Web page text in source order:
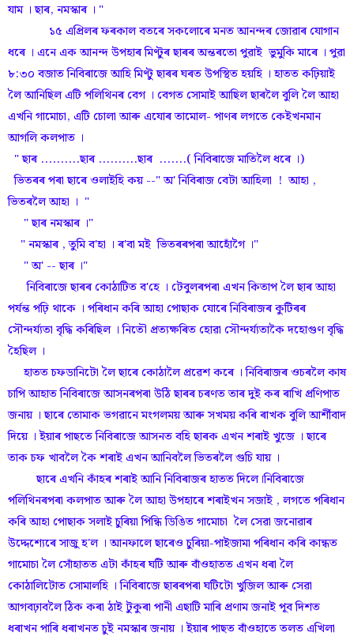
যাম । ছাৰ, নমস্কাৰ । "
১৫ এপ্ৰিলৰ ফৰকাল বতৰে সকলোৰে মনত আনন্দৰ জোৱাৰ যোগান
ধৰে । এনে এক আনন্দ উপহাৰ মিণ্টুৰ ছাৰৰ অন্তৰতো পুৱাই ভুমুকি মাৰে । পুৱা
৮:৩০ বজাত নিবিৰাজে আহি মিণ্টু ছাৰৰ ঘৰত উপস্থিত হয়হি । হাতত কঢ়িয়াই
লৈ আনিছিল এটি পলিথিনৰ বেগ । বেগত সোমাই আছিল ছাৰলৈ বুলি লৈ আহা
এখনি গামোচা, এটি চোলা আৰু এযোৰ তামোল- পাণৰ লগতে কেইখনমান
আগলি কলপাত ।
" ছাৰ ..........ছাৰ ..........ছাৰ .......( নিবিৰাজে মাতিলৈ ধৰে ।)
ভিতৰৰ পৰা ছাৰে ওলাইহি কয় --" অ' নিবিৰাজ বেটা আহিলা ! আহা ,
ভিতৰলৈ আহা । "
" ছাৰ নমস্কাৰ ।"
" নমস্কাৰ , তুমি ব'হা । ৰ'বা মই ভিতৰৰপৰা আহোঁগৈ ।"
" অ' -- ছাৰ ।"
নিবিৰাজে ছাৰৰ কোঠাটিত ব'হে । টেবুলৰপৰা এখন কিতাপ লৈ ছাৰ আহা
পৰ্যন্ত পঢ়ি থাকে । পৰিধান কৰি আহা পোছাক যোৰে নিবিৰাজৰ কুটিৰৰ
সৌন্দৰ্য্যতা বৃদ্ধি কৰিছিল । নিতৌ প্ৰত্যক্ষৰিত হোৱা সৌন্দৰ্য্যতাকৈ দহোগুণ বৃদ্ধি
হৈছিল ।
হাতত চফডানিটো লৈ ছাৰে কোঠালৈ প্ৰৱেশ কৰে । নিবিৰাজৰ ওচৰলৈ কাষ
চাপি আহাত নিবিৰাজে আসনৰপৰা উঠি ছাৰৰ চৰণত তাৰ দুই কৰ ৰাখি প্ৰণিপাত
জনায় । ছাৰে তোমাক ভগৱানে মংগলময় আৰু সখময় কৰি ৰাখক বুলি আৰ্শীবাদ
দিয়ে । ইয়াৰ পাছতে নিবিৰাজে আসনত বহি ছাৰক এখন শৰাই খুজে । ছাৰে
তাক চফ খাবলৈ কৈ শৰাই এখন আনিবলৈ ভিতৰলৈ গুচি যায় ।
ছাৰে এখনি কাঁহৰ শৰাই আনি নিবিৰাজৰ হাতত দিলে।নিবিৰাজে
পলিথিনৰপৰা কলপাত আৰু লৈ আহা উপহাৰে শৰাইখন সজাই , লগতে পৰিধান
কৰি আহা পোছাক সলাই চুৰিয়া পিন্ধি ডিঙিত গামোচা লৈ সেৱা জনোৱাৰ
উদ্দেশ্যেৰে সাজু হ'ল । আনফালে ছাৰেও চুৰিয়া-পাইজামা পৰিধান কৰি কান্ধত
গামোচা লৈ সোঁহাতত এটা কাঁহৰ ঘটি আৰু বাঁওহাতত এখন ধৰা লৈ
কোঠালিটোত সোমালহি । নিবিৰাজে ছাৰৰপৰা ঘটিটো খুজিল আৰু সেৱা
আগবঢ়াবলৈ ঠিক কৰা ঠাই টুকুৰা পানী এছাটি মাৰি প্ৰণাম জনাই পূব দিশত
ধৰাখন পাৰি ধৰাখনত চুই নমস্কাৰ জনায় । ইয়াৰ পাছত বাঁওহাতে তলত এখিলা